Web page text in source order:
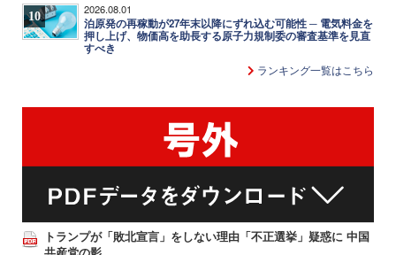
10 2026.08.01
泊原発の再稼動が27年末以降にずれ込む可能性 ─ 電気料金を
押し上げ、物価高を助長する原子力規制委の審査基準を見直
すべき
ランキング一覧はこちら
トランプが「敗北宣言」をしない理由「不正選挙」疑惑に 中国